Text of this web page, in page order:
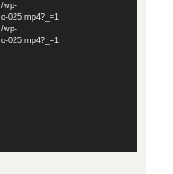
wp-
025.mp4?_=1
wp-
025.mp4?_=1